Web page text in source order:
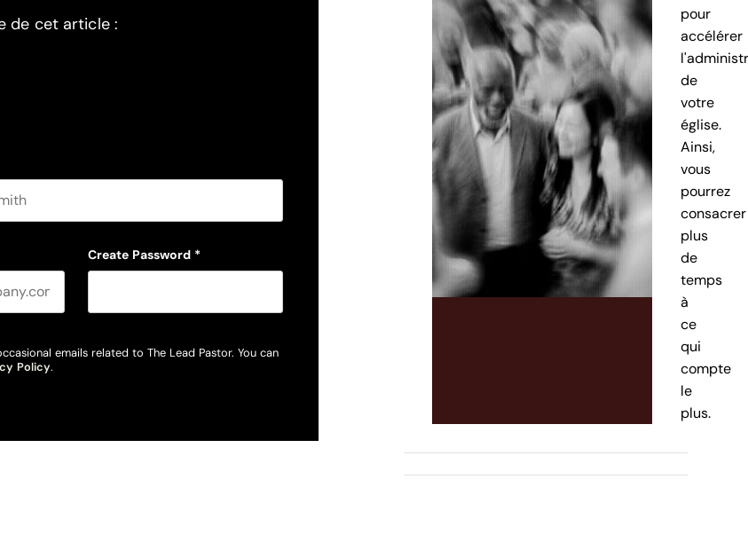
de cet article :
Create Password *
emails related to The Lead Pastor. You can
Policy.
pour
accélérer
de
votre
église.
Ainsi,
vous
pourrez
consacrer
plus
de
temps
à
ce
qui
compte
le
plus.